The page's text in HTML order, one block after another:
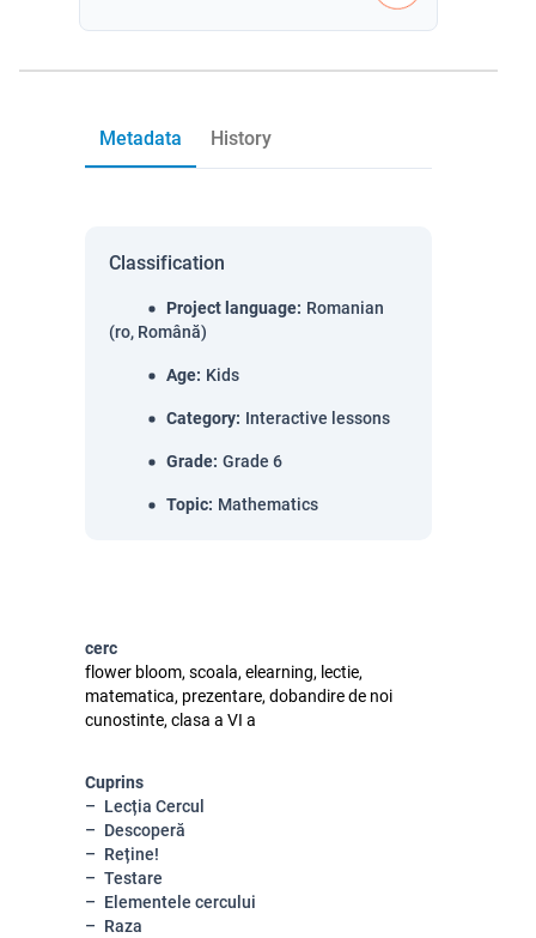
Metadata History
Classification
Project language: Romanian
(ro, Română)
Age: Kids
Category: Interactive lessons
Grade: Grade 6
Topic: Mathematics
cerc
flower bloom, scoala, elearning, lectie,
matematica, prezentare, dobandire de noi
cunostinte, clasa a VI a
Cuprins
Lecția Cercul
Descoperă
Reține!
Testare
Elementele cercului
Raza